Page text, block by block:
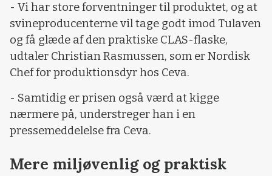
- Vi har store forventninger til produktet, og at
svineproducenterne vil tage godt imod Tulaven
og få glæde af den praktiske CLAS-flaske,
udtaler Christian Rasmussen, som er Nordisk
Chef for produktionsdyr hos Ceva.
- Samtidig er prisen også værd at kigge
nærmere på, understreger han i en
pressemeddelelse fra Ceva.
Mere miljøvenlig og praktisk